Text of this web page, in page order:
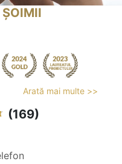
Arată mai multe >>
(169)